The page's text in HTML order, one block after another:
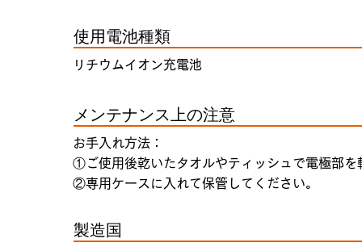
使用電池種類
リチウムイオン充電池
メンテナンス上の注意
お手入れ方法：
①ご使用後乾いたタオルやティッシュで電極部を
②専用ケースに入れて保管してください。
製造国